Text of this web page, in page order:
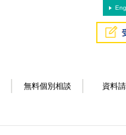
無料個別相談 資料